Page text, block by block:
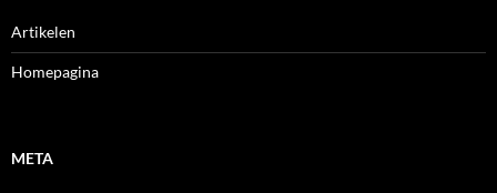
Artikelen
Homepagina
META